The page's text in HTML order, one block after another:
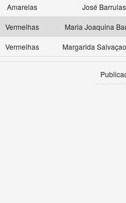
Amarelas
José Barrulas
Vermelhas
Maria Joaquina
Vermelhas Margarida